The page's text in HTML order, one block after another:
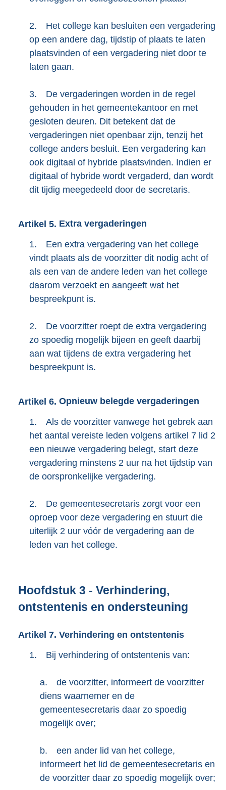
2.
Het college kan besluiten een vergadering
op een andere dag, tijdstip of plaats te laten
plaatsvinden of een vergadering niet door te
laten gaan.
3.
De vergaderingen worden in de regel
gehouden in het gemeentekantoor en met
gesloten deuren. Dit betekent dat de
vergaderingen niet openbaar zijn, tenzij het
college anders besluit. Een vergadering kan
ook digitaal of hybride plaatsvinden. Indien er
digitaal of hybride wordt vergaderd, dan wordt
dit tijdig meegedeeld door de secretaris.
Artikel 5. Extra vergaderingen
1.
Een extra vergadering van het college
vindt plaats als de voorzitter dit nodig acht of
als een van de andere leden van het college
daarom verzoekt en aangeeft wat het
bespreekpunt is.
2.
De voorzitter roept de extra vergadering
zo spoedig mogelijk bijeen en geeft daarbij
aan wat tijdens de extra vergadering het
bespreekpunt is.
Artikel 6. Opnieuw belegde vergaderingen
1.
Als de voorzitter vanwege het gebrek aan
het aantal vereiste leden volgens artikel 7 lid 2
een nieuwe vergadering belegt, start deze
vergadering minstens 2 uur na het tijdstip van
de oorspronkelijke vergadering.
2.
De gemeentesecretaris zorgt voor een
oproep voor deze vergadering en stuurt die
uiterlijk 2 uur vóór de vergadering aan de
leden van het college.
Hoofdstuk 3 - Verhindering,
ontstentenis en ondersteuning
Artikel 7. Verhindering en ontstentenis
1. Bij verhindering of ontstentenis van:
a.
de voorzitter, informeert de voorzitter
diens waarnemer en de
gemeentesecretaris daar zo spoedig
mogelijk over;
b.
een ander lid van het college,
informeert het lid de gemeentesecretaris en
de voorzitter daar zo spoedig mogelijk over;